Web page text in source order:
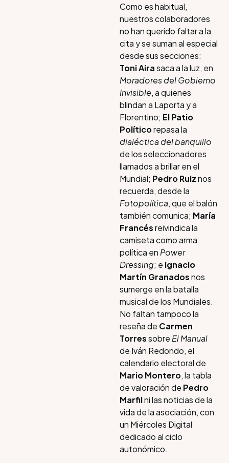
Como es habitual,
nuestros colaboradores
no han querido faltar a la
cita y se suman al especial
desde sus secciones:
Toni Airasaca a la luz, en
Moradores del Gobierno
Invisible, a quienes
blindan a Laporta y a
Florentino; El Patio
Políticorepasa la
dialéctica del banquillo
de los seleccionadores
llamados a brillar en el
Mundial; Pedro Ruiznos
recuerda, desde la
Fotopolítica, que el balón
también comunica; María
Francésreivindica la
camiseta como arma
política en Power
Dressing; e Ignacio
Martín Granadosnos
sumerge en la batalla
musical de los Mundiales.
No faltan tampoco la
reseña de Carmen
Torressobre El Manual
de Iván Redondo, el
calendario electoral de
Mario Montero, la tabla
de valoración de Pedro
Marfilni las noticias de la
vida de la asociación, con
un Miércoles Digital
dedicado al ciclo
autonómico.